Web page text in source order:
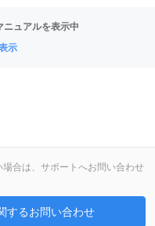
ニュアルを表示中
示
合は、サポートへお問い合わせ
するお問い合わせ